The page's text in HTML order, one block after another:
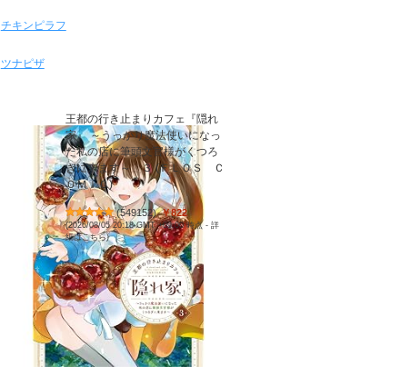
チキンピラフ
ツナピザ
王都の行き止まりカフェ『隠れ
家』 ～うっかり魔法使いになっ
た私の店に筆頭文官様がくつろ
ぎに来ます～ ３ (ＦＬＯＳ Ｃ
ＯＭＩＣ)
(549152) ￥822
(2026/08/05 20:18 GMT +09:00 時点 -詳
細はこちら)